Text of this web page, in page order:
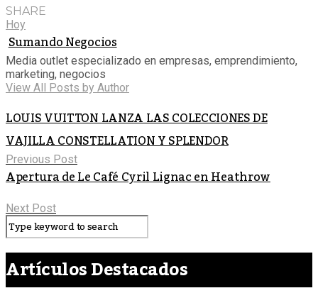
SHARE
Hoy
Sumando Negocios
Media outlet especializado en empresas, emprendimiento,
marketing, negocios
View All Posts by Author
LOUIS VUITTON LANZA LAS COLECCIONES DE
VAJILLA CONSTELLATION Y SPLENDOR
Previous Post
Apertura de Le Café Cyril Lignac en Heathrow
Next Post
Artículos Destacados